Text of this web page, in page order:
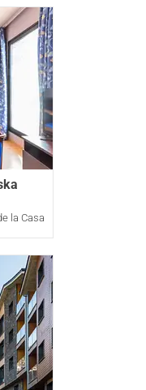
la Casa